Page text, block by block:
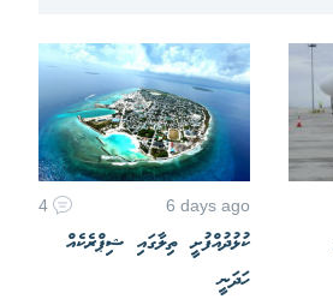
6 days ago
4
ކުޅުދުއްފުށީ ތިލާގައި ޝިޕްރެކެއް
ހަދަނީ